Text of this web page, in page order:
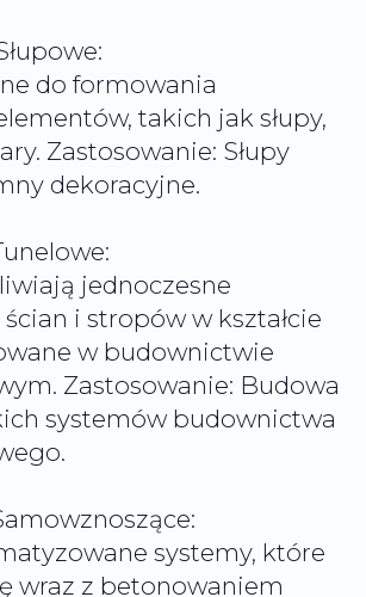
do formowania
takich jak słupy,
Zastosowanie: Słupy
dekoracyjne.
jednoczesne
i stropów w kształcie
w budownictwie
Zastosowanie: Budowa
systemów budownictwa
systemy, które
wraz z betonowaniem